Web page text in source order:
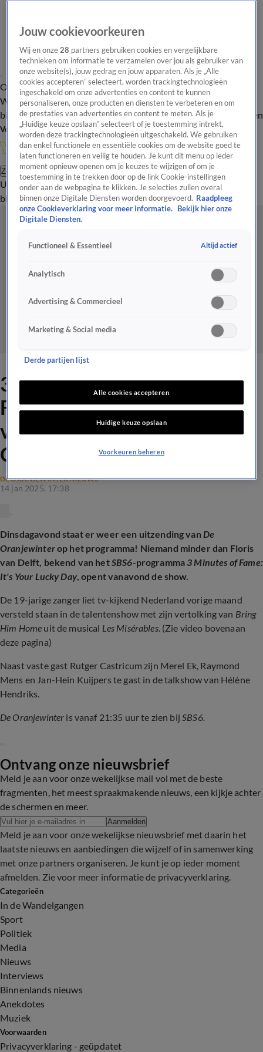
Overzicht Onze programma's Uitzendingen Onze gezichten
In de
WandelgangenInterviewsUitzending
bijwonenPodcastShopVeelgestelde vragenKijkersvraag insturen
Volg Vandaag Inside
Zoeken
UitzendingenVandaag InsideDe OranjezomerShopUitzending
bijwonen
3 Minutes of Fame-sensatie
Floris van Delft treedt
vanavond op bij De
Oranjewinter!
DE ORANJEWINTER NIEUWS
14 jan 2025, 17:38
Dinsdagavond staat er weer een uitzending van De
Oranjewinterop het programma! Niemand minder dan Floris
van Delft, bekend van hetSBS6-programma 3 Minutes of Fame:
It's Your Lucky Day, opent vanavond de show.
De 19-jarige zanger liet tv-kijkend Nederland vorige maand
versteld staan in de talentenshow met zijn vertolking van Bring
Him Home uit de musical Les Misérables. (Zie video bovenaan
deze pagina)
Naast vaste gast Rutger Castricum zijn Merel Ek, Raymond
Mens en Jan-Hein Kuijpers te gast in de talkshow van Hélène
Hendriks.
De Oranjewinter is vanaf 21:35 uur te zien bijSBS6.
Ontvang onze nieuwsbrief
Meld je aan voor onze wekelijkse mail vol met de beste
fragmenten, het meest spraakmakende nieuws, een kijkje achter
de schermen en meer.
Aanmelden
Meld je aan voor onze wekelijkse nieuwsbrief met daarin het
laatste nieuws en aanbiedingen die wijzelf of in samenwerking
met onze partners organiseren. Je kunt je op ieder moment
afmelden. Zie voor meer informatie de privacyverklaring.
Categorieën
In de Wandelgangen
Sport
Politiek
Media
Nieuws
Interviews
Binnenlands nieuws
Anekdotes
Muziek
Voorwaarden
Privacyverklaring - geüpdatet
Jouw cookievoorkeuren
Wij en onze28 partners gebruiken cookies en vergelijkbare
technieken om informatie te verzamelen over jou als gebruiker van
onze website(s), jouw gedrag en jouw apparaten. Als je „Alle
cookies accepteren” selecteert, worden trackingtechnologieën
ingeschakeld om onze advertenties en content te kunnen
personaliseren, onze producten en diensten te verbeteren en om
de prestaties van advertenties en content te meten. Als je
„Huidige keuze opslaan” selecteert of je toestemming intrekt,
worden deze trackingtechnologieën uitgeschakeld. We gebruiken
dan enkel functionele en essentiële cookies om de website goed te
laten functioneren en veilig te houden. Je kunt dit menu op ieder
moment opnieuw openen om je keuzes te wijzigen of om je
toestemming in te trekken door op de link Cookie-instellingen
onder aan de webpagina te klikken. Je selecties zullen overal
binnen onze Digitale Diensten worden doorgevoerd. Raadpleeg
onze Cookieverklaring voor meer informatie.
Bekijk hier onze
Digitale Diensten.
Functioneel & Essentieel Altijd actief
Analytisch
Advertising & Commercieel
Marketing & Social media
Derde partijen lijst
Alle cookies accepteren
Huidige keuze opslaan
Voorkeuren beheren